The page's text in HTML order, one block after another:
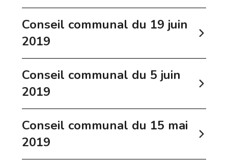
Conseil communal du 19 juin
2019
Conseil communal du 5 juin
2019
Conseil communal du 15 mai
2019